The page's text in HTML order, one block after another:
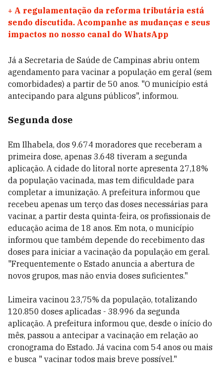
+ A regulamentação da reforma tributária está
sendo discutida. Acompanhe as mudanças e seus
impactos no nosso canal do WhatsApp
Já a Secretaria de Saúde de Campinas abriu ontem
agendamento para vacinar a população em geral (sem
comorbidades) a partir de 50 anos. "O município está
antecipando para alguns públicos", informou.
Segunda dose
Em Ilhabela, dos 9.674 moradores que receberam a
primeira dose, apenas 3.648 tiveram a segunda
aplicação. A cidade do litoral norte apresenta 27,18%
da população vacinada, mas tem dificuldade para
completar a imunização. A prefeitura informou que
recebeu apenas um terço das doses necessárias para
vacinar, a partir desta quinta-feira, os profissionais de
educação acima de 18 anos. Em nota, o município
informou que também depende do recebimento das
doses para iniciar a vacinação da população em geral.
"Frequentemente o Estado anuncia a abertura de
novos grupos, mas não envia doses suficientes."
Limeira vacinou 23,75% da população, totalizando
120.850 doses aplicadas - 38.996 da segunda
aplicação. A prefeitura informou que, desde o início do
mês, passou a antecipar a vacinação em relação ao
cronograma do Estado. Já vacina com 54 anos ou mais
e busca " vacinar todos mais breve possível."